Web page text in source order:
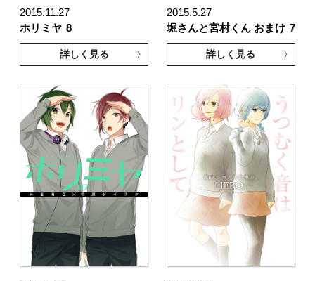
2015.11.27
ホリミヤ 8
詳しく見る
2015.5.27
堀さんと宮村くん おまけ 7
詳しく見る